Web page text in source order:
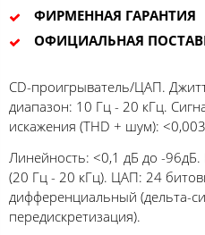
ФИРМЕННАЯ ГАРАНТИЯ
ОФИЦИАЛЬНАЯ
CD-проигрыватель/ЦАП.
диапазон: 10 Гц - 20 кГц.
искажения (THD + шум):
Линейность: <0,1 дБ до -96дБ.
(20 Гц - 20 кГц). ЦАП: 24
дифференциальный (дельта-
передискретизация).